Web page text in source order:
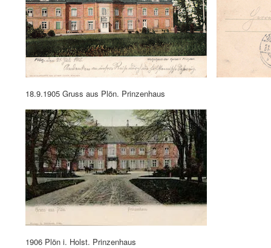
18.9.1905 Gruss aus Plön. Prinzenhaus
1906 Plön i. Holst. Prinzenhaus